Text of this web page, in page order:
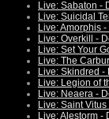
Live: Sabaton -
Live: Suicidal
Live: Amorphis
Live: Overkill -
Live: Set Your
Live: The
Live: Skindred
Live: Legion of
Live: Neaera -
Live: Saint
Live: Alestorm -